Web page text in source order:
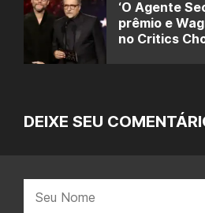
‘O Agente
prêmio e
no Critics
DEIXE SEU